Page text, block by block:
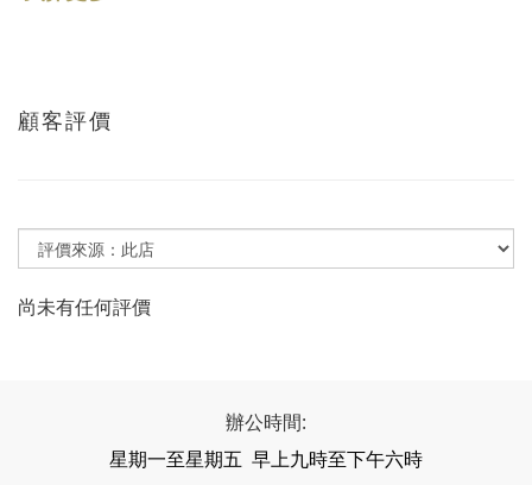
顧客評價
尚未有任何評價
辦公時間:
星期一至星期五 早上九時至下午六時